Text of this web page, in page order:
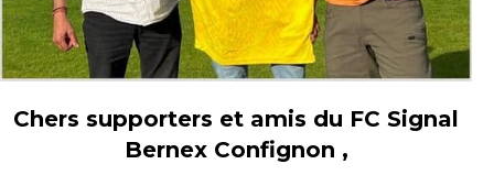
Chers supporters et amis du FC Signal
Bernex Confignon ,